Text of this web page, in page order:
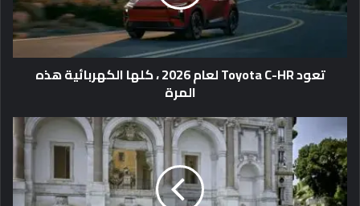
تعود Toyota C-HR لعام 2026 ، كلها الكهربائية هذه
المرة